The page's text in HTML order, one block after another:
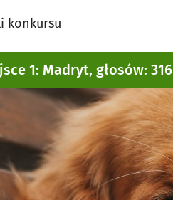
konkursu
1: Madryt, głosów: 316